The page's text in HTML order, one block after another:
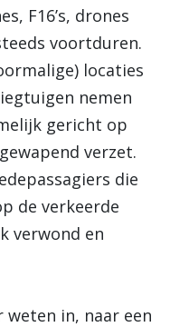
F16’s, drones
voortduren.
locaties
nemen
gericht op
verzet.
die
de verkeerde
verwond en
weten in, naar een